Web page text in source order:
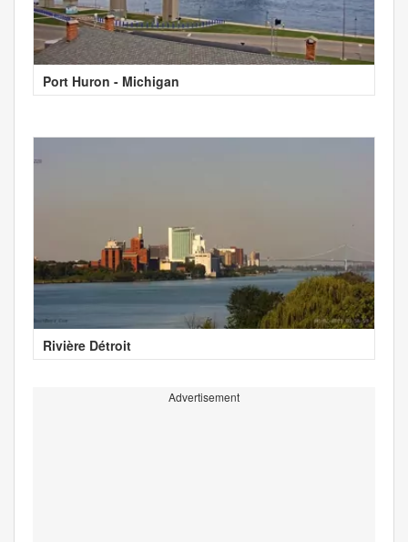
Port Huron - Michigan
Rivière Détroit
Advertisement